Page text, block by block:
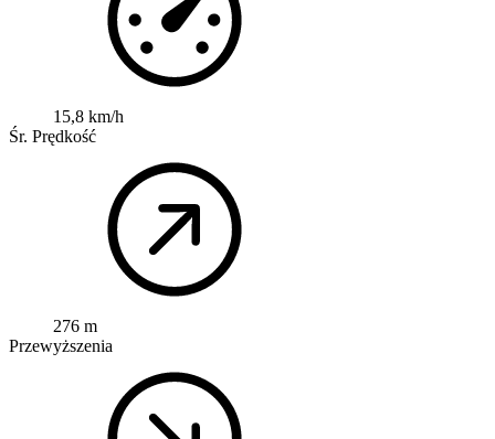
15,8 km/h
Śr. Prędkość
276 m
Przewyższenia